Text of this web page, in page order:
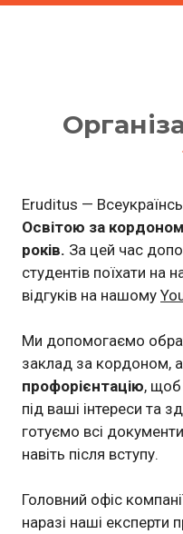
Eruditus —
Освітою за
років. За цей час
студентів поїхати на
відгуків на нашому
Ми допомогаємо
заклад за кордоном,
профорієнтацію, щоб
під ваші інтереси та
готуємо всі
навіть після вступу.
Головний офіс
наразі наші експерти